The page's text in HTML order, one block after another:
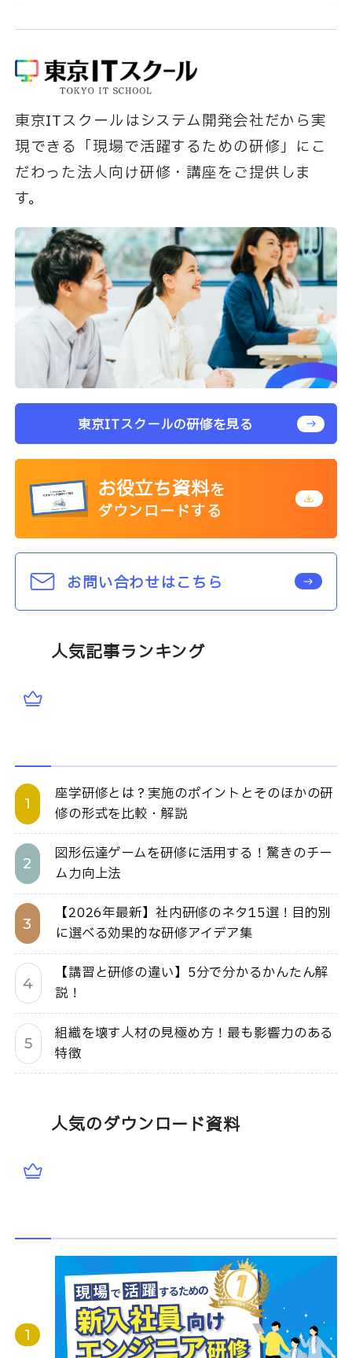
東京ITスクールはシステム開発会社だから実
現できる「現場で活躍するための研修」にこ
だわった法人向け研修・講座をご提供しま
す。
東京ITスクールの研修を見る
お役立ち資料を
ダウンロードする
お問い合わせはこちら
人気記事ランキング
座学研修とは？実施のポイントとそのほかの研
修の形式を比較・解説
図形伝達ゲームを研修に活用する！驚きのチー
ム力向上法
【2026年最新】社内研修のネタ15選！目的別
に選べる効果的な研修アイデア集
【講習と研修の違い】5分で分かるかんたん解
説！
組織を壊す人材の見極め方！最も影響力のある
特徴
人気のダウンロード資料